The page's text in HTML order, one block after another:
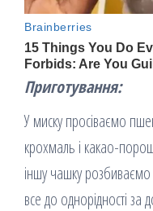
Приготування:
У миску просіваємо
крохмаль і какао-
іншу чашку
все до однорідності